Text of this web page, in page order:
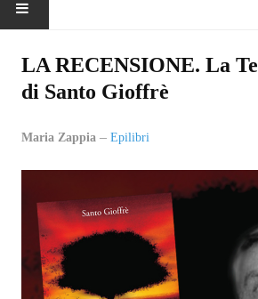
EPI-STAFF
CONTATTI
SEZIONI
Oltre il presente
LA RECENSIONE. La
di Santo Gioffrè
Maria Zappia Epilibri